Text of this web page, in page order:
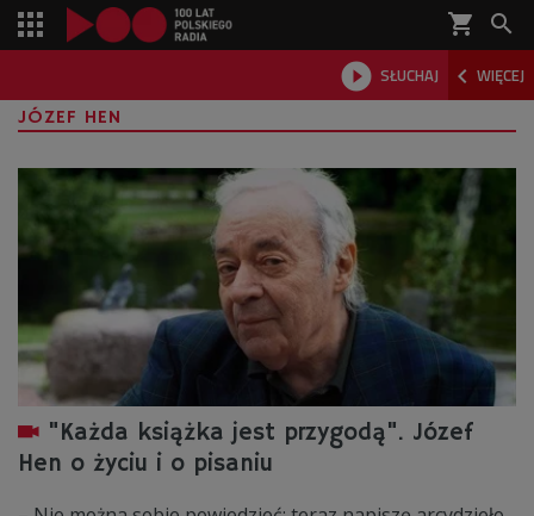
shopping_cart 
 SŁUCHAJ  WIĘCEJ

JÓZEF HEN
"Każda książka jest przygodą". Józef
Hen o życiu i o pisaniu